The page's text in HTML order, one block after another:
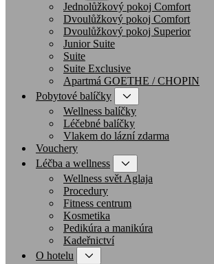
Jednolůžkový pokoj Comfort
Dvoulůžkový pokoj Comfort
Dvoulůžkový pokoj Superior
Junior Suite
Suite
Suite Exclusive
Apartmá GOETHE / CHOPIN
Pobytové balíčky
Wellness balíčky
Léčebné balíčky
Vlakem do lázní zdarma
Vouchery
Léčba a wellness
Wellness svět Aglaja
Procedury
Fitness centrum
Kosmetika
Pedikúra a manikúra
Kadeřnictví
O hotelu